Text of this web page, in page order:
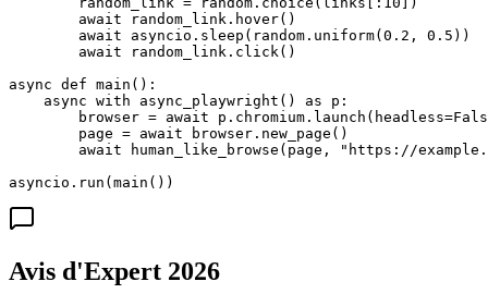
        await random_link.hover()
        await asyncio.sleep(random.uniform(0.2, 0.5))
        await random_link.click()
async def main():
    async with async_playwright() as p:
browser = await
        page = await browser.new_page()
await human_like_browse(page, "https://
asyncio.run(main())
Avis d'Expert 2026